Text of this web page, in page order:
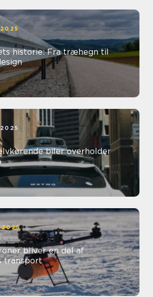
historie: Fra træhegn til
biler overholder
bliver en del af
transport